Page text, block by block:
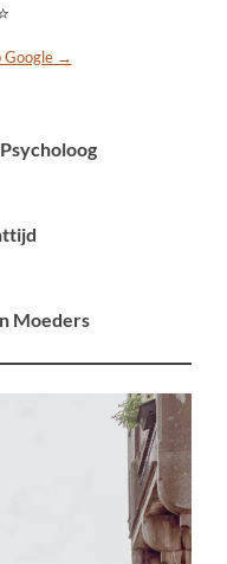
Google →
Moeders